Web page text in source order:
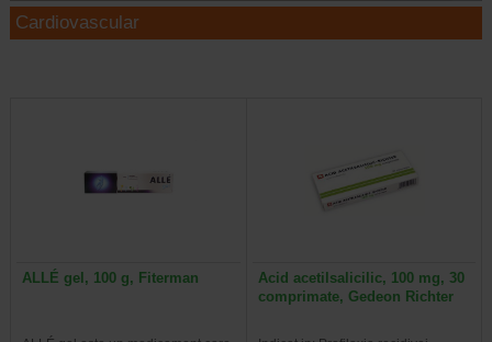
Cardiovascular
ALLÉ gel, 100 g, Fiterman
Acid acetilsalicilic, 100 mg, 30
comprimate, Gedeon Richter